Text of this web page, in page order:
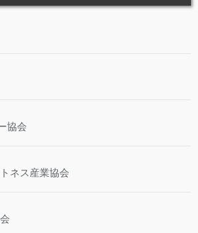
協会
ネス産業協会